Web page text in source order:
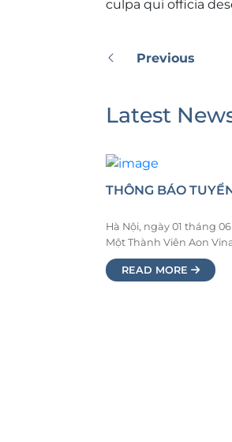
culpa qui officia
Previous
Latest
THÔNG BÁO
Hà Nội, ngày 01 tháng
Một Thành Viên Aon
Hanoi Landmark Tower,
Phường Yên Hòa, Thành
READ MORE